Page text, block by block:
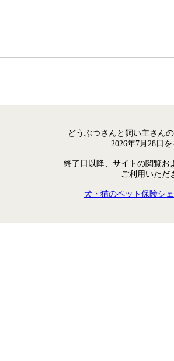
どうぶつさんと飼い主さん
2026年7月28日
終了日以降、サイトの閲覧お
ご利用いただ
犬・猫のペット保険シ